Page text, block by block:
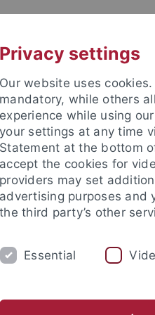
Umwelt
Privacy settings
Our website uses
mandatory, while others
experience while using
your settings at any time
Statement at the bottom
accept the cookies for
providers may set
advertising purposes and
the third party’s other
Essential